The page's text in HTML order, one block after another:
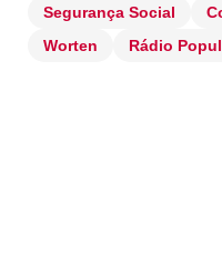
Segurança Social
Worten
Rádio